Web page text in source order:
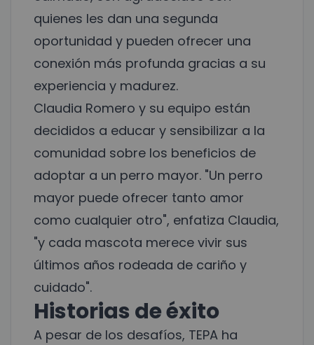
quienes les dan una segunda
oportunidad y pueden ofrecer una
conexión más profunda gracias a su
experiencia y madurez.
Claudia Romero y su equipo están
decididos a educar y sensibilizar a la
comunidad sobre los beneficios de
adoptar a un perro mayor. "Un perro
mayor puede ofrecer tanto amor
como cualquier otro", enfatiza Claudia,
"y cada mascota merece vivir sus
últimos años rodeada de cariño y
cuidado".
Historias de éxito
A pesar de los desafíos, TEPA ha